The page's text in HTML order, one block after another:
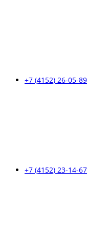
+7 (4152) 26-05-89
+7 (4152) 23-14-67